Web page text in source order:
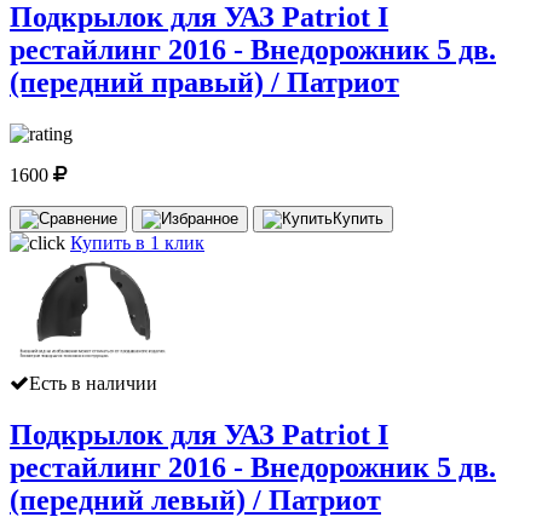
Подкрылок для УАЗ Patriot I
рестайлинг 2016 - Внедорожник 5 дв.
(передний правый) / Патриот
1600
Купить
Купить в 1 клик
Есть в наличии
Подкрылок для УАЗ Patriot I
рестайлинг 2016 - Внедорожник 5 дв.
(передний левый) / Патриот